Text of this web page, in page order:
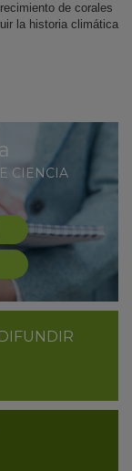
de corales
la historia climática
CIENCIA